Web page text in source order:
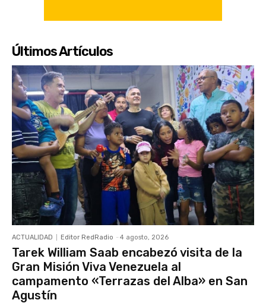
Últimos Artículos
ACTUALIDAD Editor RedRadio - 4 agosto, 2026
Tarek William Saab encabezó visita de la
Gran Misión Viva Venezuela al
campamento «Terrazas del Alba» en San
Agustín